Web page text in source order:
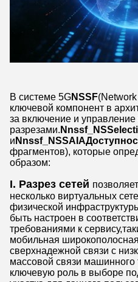
В системе 5GNSSF
ключевой компонент в
за включение и
разрезами.
и
фрагментов), которые
образом:
I. Разрез сетей
несколько виртуальных
физической
быть настроен в
требованиями к
мобильная
сверхнадежной связи с
массовой связи машинного
ключевую роль в выборе